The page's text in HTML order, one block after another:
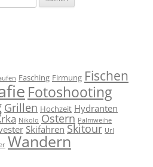
Fasching Firmung Fischen
Fotoshooting
Grillen Hochzeit Hydranten
Nikolo Ostern Palmweihe
Skifahren Skitour Url
Wandern